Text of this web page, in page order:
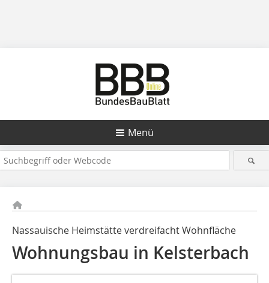
Menü
Nassauische Heimstätte verdreifacht Wohnfläche
Wohnungsbau in Kelsterbach